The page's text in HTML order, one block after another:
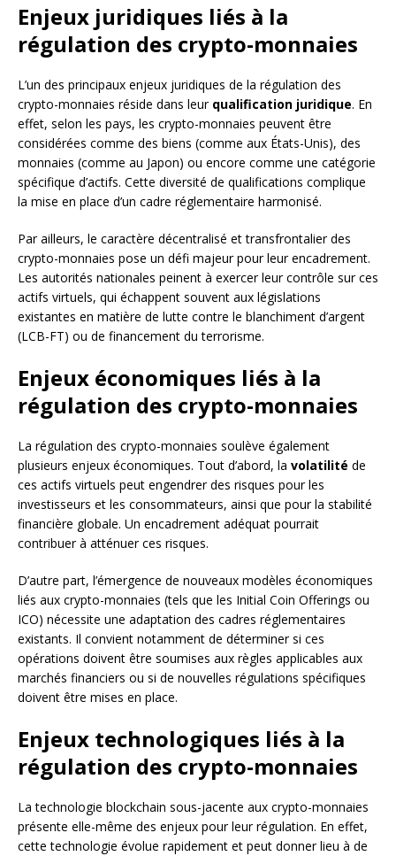
Enjeux juridiques liés à la
régulation des crypto-monnaies
L’un des principaux enjeux juridiques de la régulation des
crypto-monnaies réside dans leur qualification juridique. En
effet, selon les pays, les crypto-monnaies peuvent être
considérées comme des biens (comme aux États-Unis), des
monnaies (comme au Japon) ou encore comme une catégorie
spécifique d’actifs. Cette diversité de qualifications complique
la mise en place d’un cadre réglementaire harmonisé.
Par ailleurs, le caractère décentralisé et transfrontalier des
crypto-monnaies pose un défi majeur pour leur encadrement.
Les autorités nationales peinent à exercer leur contrôle sur ces
actifs virtuels, qui échappent souvent aux législations
existantes en matière de lutte contre le blanchiment d’argent
(LCB-FT) ou de financement du terrorisme.
Enjeux économiques liés à la
régulation des crypto-monnaies
La régulation des crypto-monnaies soulève également
plusieurs enjeux économiques. Tout d’abord, la volatilité de
ces actifs virtuels peut engendrer des risques pour les
investisseurs et les consommateurs, ainsi que pour la stabilité
financière globale. Un encadrement adéquat pourrait
contribuer à atténuer ces risques.
D’autre part, l’émergence de nouveaux modèles économiques
liés aux crypto-monnaies (tels que les Initial Coin Offerings ou
ICO) nécessite une adaptation des cadres réglementaires
existants. Il convient notamment de déterminer si ces
opérations doivent être soumises aux règles applicables aux
marchés financiers ou si de nouvelles régulations spécifiques
doivent être mises en place.
Enjeux technologiques liés à la
régulation des crypto-monnaies
La technologie blockchain sous-jacente aux crypto-monnaies
présente elle-même des enjeux pour leur régulation. En effet,
cette technologie évolue rapidement et peut donner lieu à de